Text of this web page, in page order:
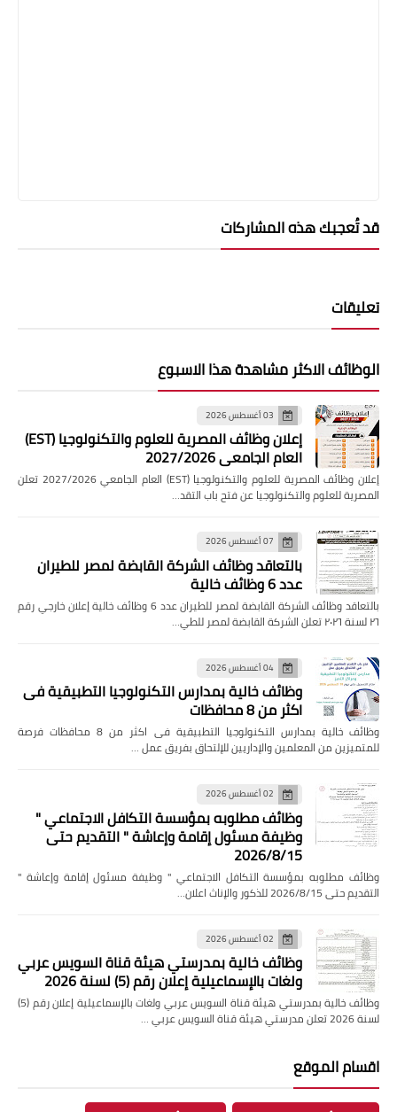
قد تُعجبك هذه المشاركات
تعليقات
الوظائف الاكثر مشاهدة هذا الاسبوع
03 أغسطس 2026
إعلان وظائف المصرية للعلوم والتكنولوجيا (EST)
العام الجامعي 2027/2026
إعلان وظائف المصرية للعلوم والتكنولوجيا (EST) العام الجامعي 2027/2026 تعلن
المصرية للعلوم والتكنولوجيا عن فتح باب التقد…
07 أغسطس 2026
بالتعاقد وظائف الشركة القابضة لمصر للطيران
عدد 6 وظائف خالية
بالتعاقد وظائف الشركة القابضة لمصر للطيران عدد 6 وظائف خالية إعلان خارجي رقم
٢٦ لسنة ٢٠٢٦ تعلن الشركة القابضة لمصر للطي…
04 أغسطس 2026
وظائف خالية بمدارس التكنولوجيا التطبيقية فى
اكثر من 8 محافظات
وظائف خالية بمدارس التكنولوجيا التطبيقية فى اكثر من 8 محافظات فرصة
للمتميزين من المعلمين والإداريين للإلتحاق بفريق عمل …
02 أغسطس 2026
وظائف مطلوبه بمؤسسة التكافل الاجتماعي "
وظيفة مسئول إقامة وإعاشة " التقديم حتى
2026/8/15
وظائف مطلوبه بمؤسسة التكافل الاجتماعي " وظيفة مسئول إقامة وإعاشة "
التقديم حتى 2026/8/15 للذكور والإناث اعلان…
02 أغسطس 2026
وظائف خالية بمدرستي هيئة قناة السويس عربي
ولغات بالإسماعيلية إعلان رقم (5) لسنة 2026
وظائف خالية بمدرستي هيئة قناة السويس عربي ولغات بالإسماعيلية إعلان رقم (5)
لسنة 2026 تعلن مدرستي هيئة قناة السويس عربي …
اقسام الموقع